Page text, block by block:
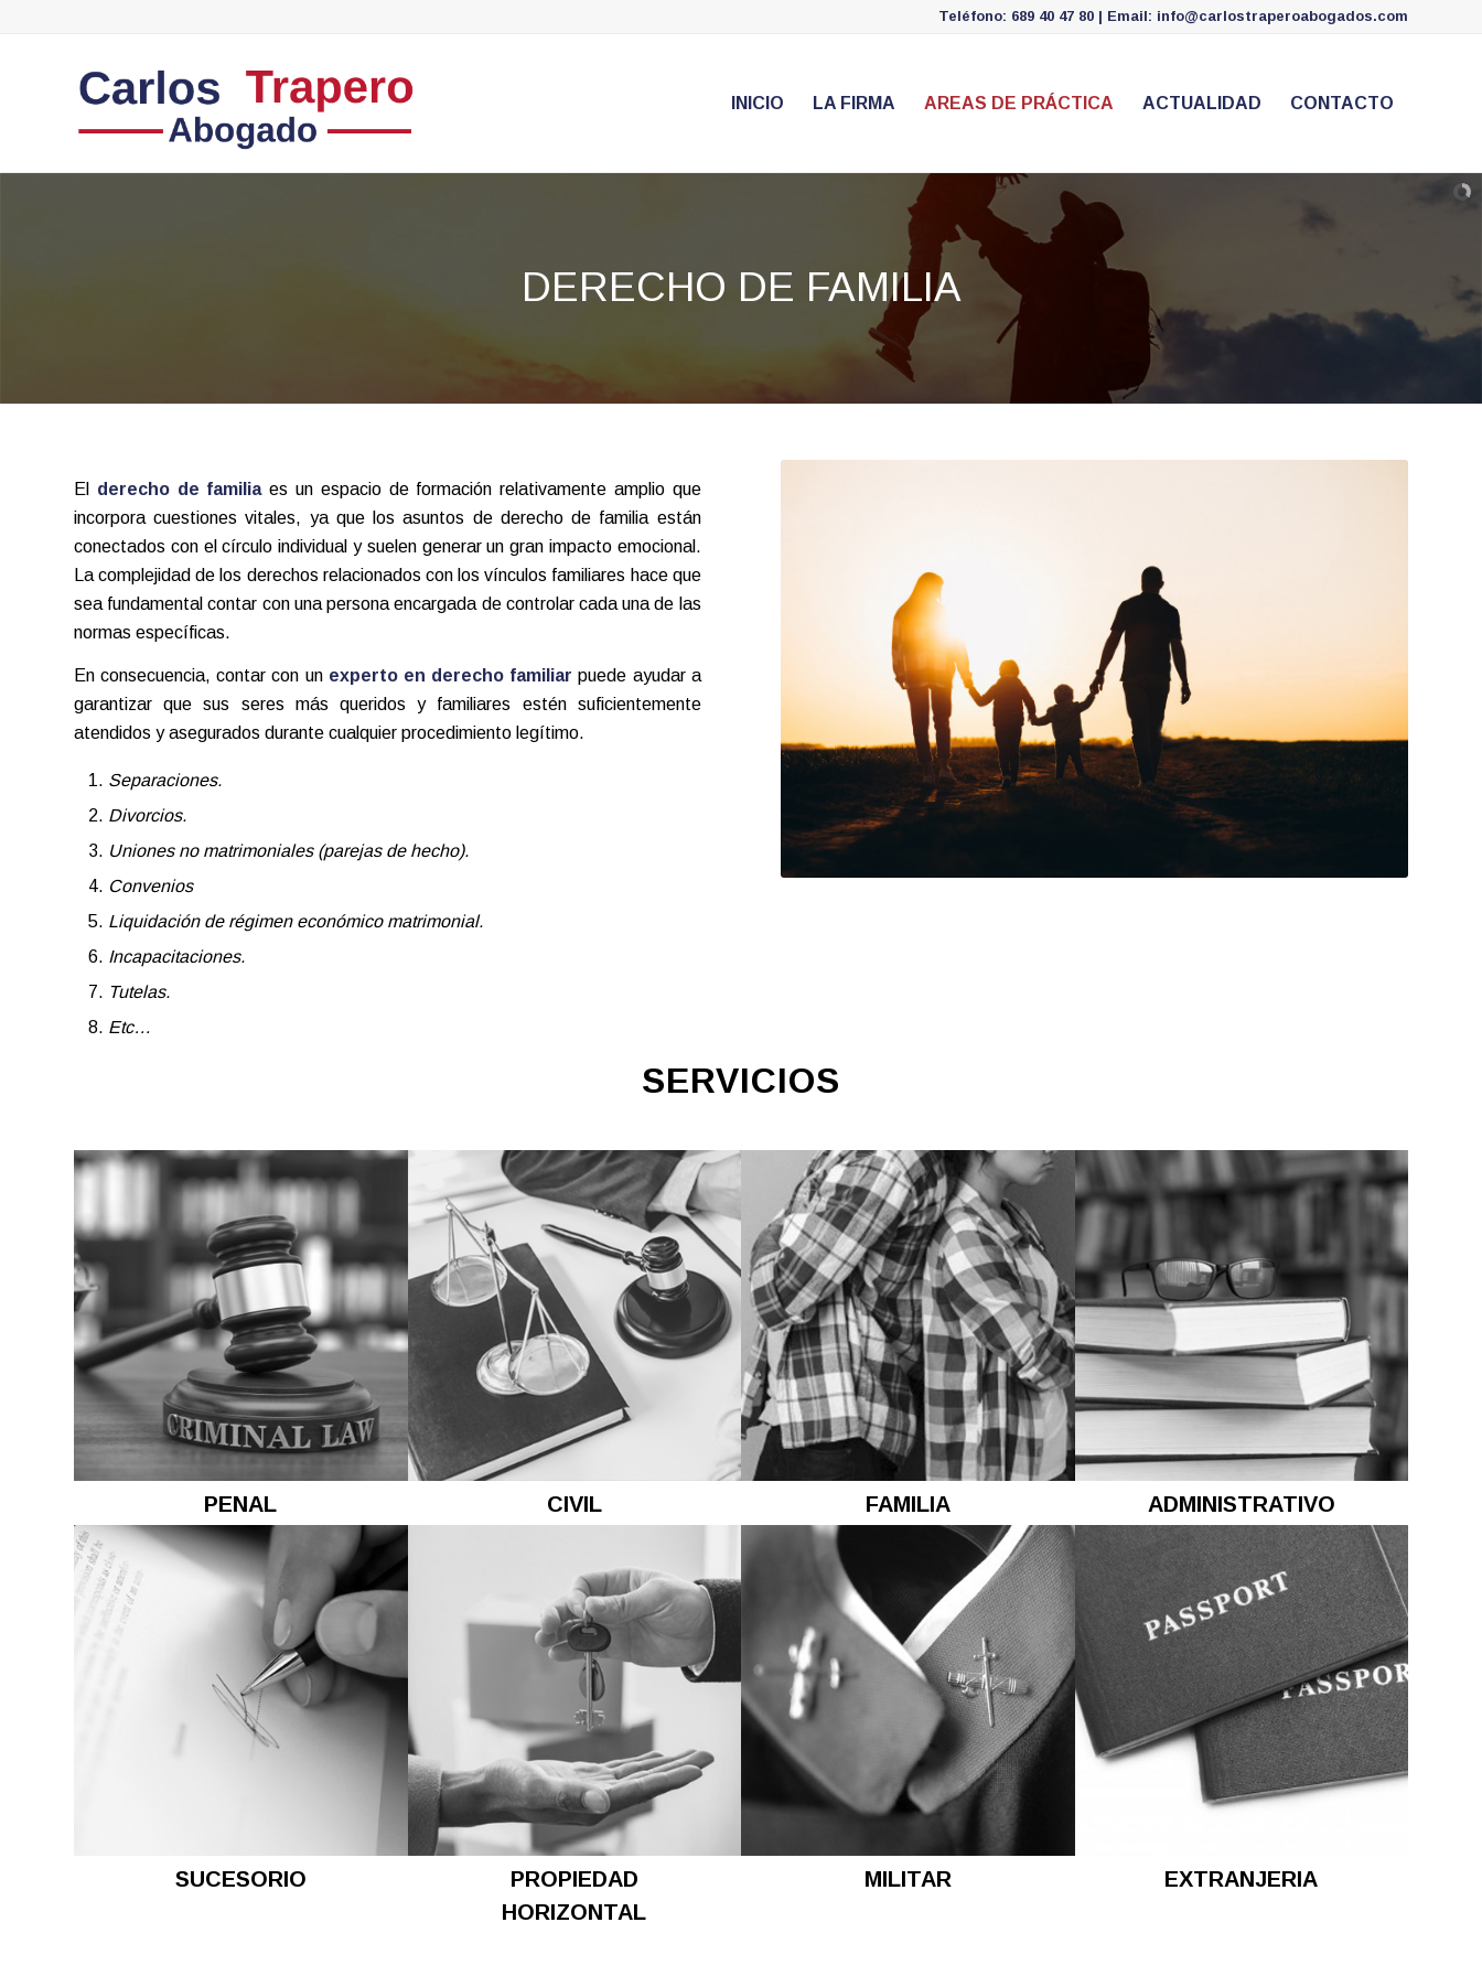
Teléfono: 689 40 47 80 | Email: info@carlostraperoabogados.com
INICIO LA FIRMA AREAS DE PRÁCTICA ACTUALIDAD CONTACTO
DERECHO DE FAMILIA
El derecho de familiaes un espacio de formación relativamente amplio que
incorpora cuestiones vitales, ya que los asuntos de derecho de familia están
conectados con el círculo individual y suelen generar un gran impacto emocional .
La complejidad de los derechos relacionados con los vínculos familiares hace que
sea fundamental contar con una persona encargada de controlar cada una de las
normas específicas.
En consecuencia, contar con un experto en derecho familiar puede ayudar a
garantizar que sus seres más queridos y familiares estén suficientemente
atendidos y asegurados durante cualquier procedimiento legítimo.
Separaciones.
Divorcios.
Uniones no matrimoniales (parejas de hecho).
Convenios
Liquidación de régimen económico matrimonial.
Incapacitaciones.
Tutelas.
Etc…
SERVICIOS
PENAL CIVIL FAMILIA ADMINISTRATIVO
SUCESORIO
PROPIEDAD
HORIZONTAL
MILITAR EXTRANJERIA